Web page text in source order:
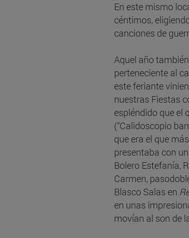
En este mismo
céntimos,
canciones de
Aquel año
perteneciente al
este feriante
nuestras Fiestas
espléndido que el
(“Calidoscopio
que era el que
presentaba con
Bolero Estefanía,
Carmen,
Blasco Salas en
en unas
movían al son de